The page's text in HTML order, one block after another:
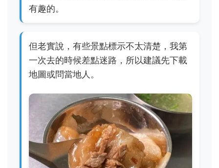
有趣的。
但老實說，有些景點標示不太清楚，我第
一次去的時候差點迷路，所以建議先下載
地圖或問當地人。